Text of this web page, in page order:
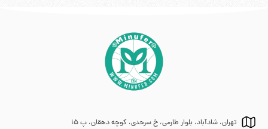
تهران، شادآباد، بلوار طارمی، خ سرحدی، کوچه دهقان، پ 15